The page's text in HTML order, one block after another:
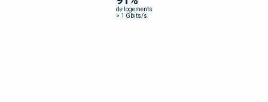
de logements
> 1 Gbits/s